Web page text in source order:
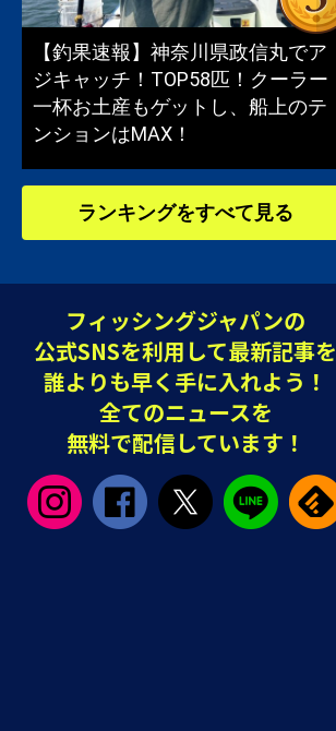
【釣果速報】神奈川県政信丸でア
ジキャッチ！TOP58匹！クーラー
一杯お土産もゲットし、船上のテ
ンションはMAX！
ランキングをすべて見る
フィッシングジャパンの
公式SNSを利用して最新記事を
誰よりも早く手に入れよう！
全てのニュースを
無料で配信しています！